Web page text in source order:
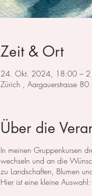
Zeit & Ort
24. Okt. 2024, 18:00 –
Zürich , Aargauerstrasse
Über die
In meinen Gruppenkursen
wechseln und an die
zu Landschaften, Blumen
Hier ist eine kleine Auswahl: